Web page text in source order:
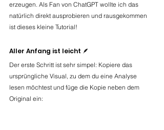
erzeugen. Als Fan von ChatGPT wollte ich das
natürlich direkt ausprobieren und rausgekommen
ist dieses kleine Tutorial!
Aller Anfang ist leicht 🪶
Der erste Schritt ist sehr simpel: Kopiere das
ursprüngliche Visual, zu dem du eine Analyse
lesen möchtest und füge die Kopie neben dem
Original ein: